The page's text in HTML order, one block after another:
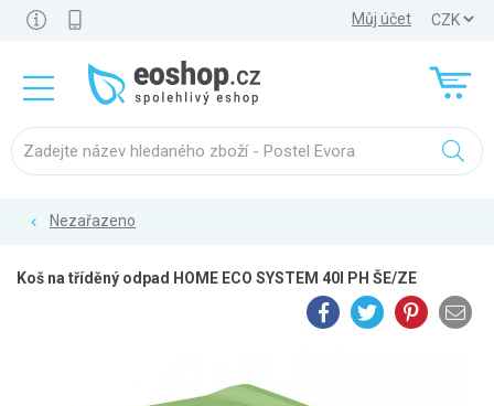
Můj účet
Nezařazeno
Koš na tříděný odpad HOME ECO SYSTEM 40l PH ŠE/ZE